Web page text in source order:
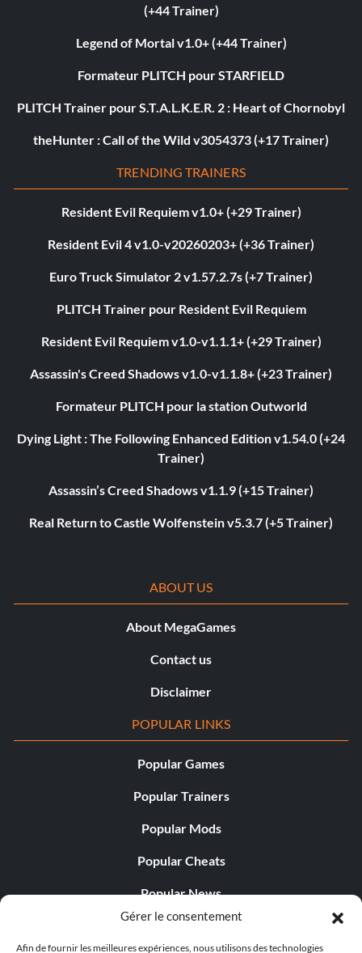
Gérer le consentement
Afin de fournir les meilleures expériences, nous utilisons des technologies
(+44 Trainer)
Legend of Mortal v1.0+ (+44 Trainer)
Formateur PLITCH pour STARFIELD
PLITCH Trainer pour S.T.A.L.K.E.R. 2 : Heart of Chornobyl
theHunter : Call of the Wild v3054373 (+17 Trainer)
TRENDING TRAINERS
Resident Evil Requiem v1.0+ (+29 Trainer)
Resident Evil 4 v1.0-v20260203+ (+36 Trainer)
Euro Truck Simulator 2 v1.57.2.7s (+7 Trainer)
PLITCH Trainer pour Resident Evil Requiem
Resident Evil Requiem v1.0-v1.1.1+ (+29 Trainer)
Assassin's Creed Shadows v1.0-v1.1.8+ (+23 Trainer)
Formateur PLITCH pour la station Outworld
Dying Light : The Following Enhanced Edition v1.54.0 (+24
Trainer)
Assassin’s Creed Shadows v1.1.9 (+15 Trainer)
Real Return to Castle Wolfenstein v5.3.7 (+5 Trainer)
ABOUT US
About MegaGames
Contact us
Disclaimer
POPULAR LINKS
Popular Games
Popular Trainers
Popular Mods
Popular Cheats
Popular News
Popular Editorials